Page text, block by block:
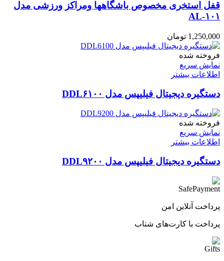
قفل استخری مخصوص باشگاهها ومراکز ورزشی مدل
AL-۱۰۱
1,250,000 تومان
فروخته شده
نمایش سریع
اطلاعات بیشتر
دستگیره دیجیتال فیلیپس مدل DDL۶۱۰۰
فروخته شده
نمایش سریع
اطلاعات بیشتر
دستگیره دیجیتال فیلیپس مدل DDL۹۲۰۰
پرداخت آنلاین امن
پرداخت با کارت‌های شتاب